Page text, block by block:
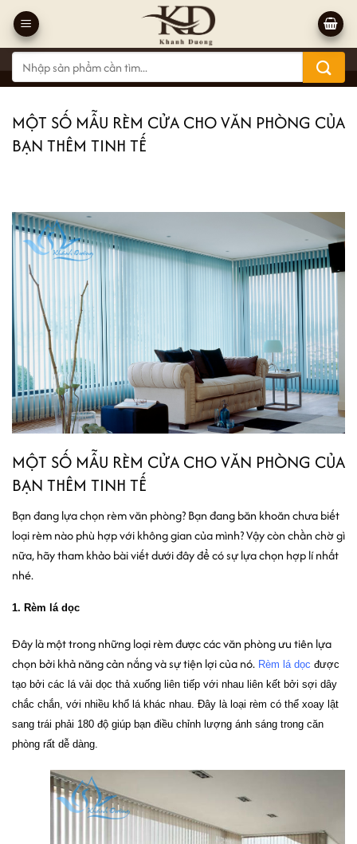
qua
nội
dung
Tìm
kiếm:
MỘT SỐ MẪU RÈM CỬA CHO VĂN PHÒNG CỦA
BẠN THÊM TINH TẾ
MỘT SỐ MẪU RÈM CỬA CHO VĂN PHÒNG CỦA
BẠN THÊM TINH TẾ
Bạn đang lựa chọn rèm văn phòng? Bạn đang băn khoăn chưa biết
loại rèm nào phù hợp với không gian của mình? Vậy còn chần chờ gì
nữa, hãy tham khảo bài viết dưới đây để có sự lựa chọn hợp lí nhất
nhé.
1. Rèm lá dọc
Đây là một trong những loại rèm được các văn phòng ưu tiên lựa
chọn bởi khả năng cản nắng và sự tiện lợi của nó. Rèm lá dọc được
tạo bởi các lá vải dọc thả xuống liên tiếp với nhau liên kết bởi sợi dây
chắc chắn, với nhiều khổ lá khác nhau. Đây là loại rèm có thể xoay lật
sang trái phải 180 độ giúp bạn điều chỉnh lượng ánh sáng trong căn
phòng rất dễ dàng.